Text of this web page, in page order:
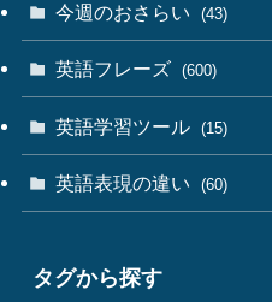
今週のおさらい (43)
英語フレーズ (600)
英語学習ツール (15)
英語表現の違い (60)
タグから探す